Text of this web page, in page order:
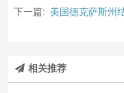
下一篇: 美国德克萨斯州
相关推荐